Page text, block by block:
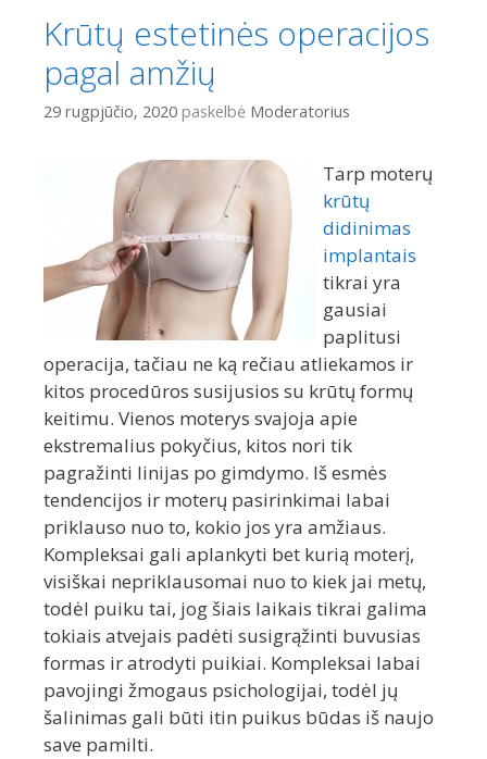
Krūtų estetinės operacijos
pagal amžių
29 rugpjūčio, 2020 paskelbė Moderatorius
Tarp moterų
krūtų
didinimas
implantais
tikrai yra
gausiai
paplitusi
operacija, tačiau ne ką rečiau atliekamos ir
kitos procedūros susijusios su krūtų formų
keitimu. Vienos moterys svajoja apie
ekstremalius pokyčius, kitos nori tik
pagražinti linijas po gimdymo. Iš esmės
tendencijos ir moterų pasirinkimai labai
priklauso nuo to, kokio jos yra amžiaus.
Kompleksai gali aplankyti bet kurią moterį,
visiškai nepriklausomai nuo to kiek jai metų,
todėl puiku tai, jog šiais laikais tikrai galima
tokiais atvejais padėti susigrąžinti buvusias
formas ir atrodyti puikiai. Kompleksai labai
pavojingi žmogaus psichologijai, todėl jų
šalinimas gali būti itin puikus būdas iš naujo
save pamilti.